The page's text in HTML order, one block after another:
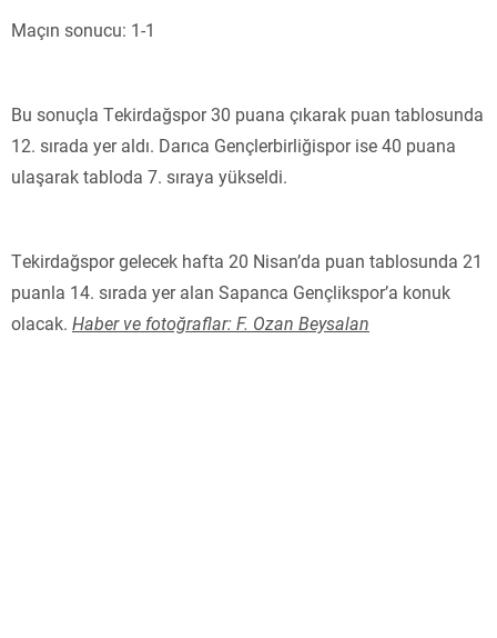
Maçın sonucu: 1-1
Bu sonuçla Tekirdağspor 30 puana çıkarak puan tablosunda
12. sırada yer aldı. Darıca Gençlerbirliğispor ise 40 puana
ulaşarak tabloda 7. sıraya yükseldi.
Tekirdağspor gelecek hafta 20 Nisan’da puan tablosunda 21
puanla 14. sırada yer alan Sapanca Gençlikspor’a konuk
olacak. Haber ve fotoğraflar: F. Ozan Beysalan